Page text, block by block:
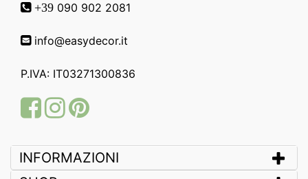
+39 090 902 2081
info@easydecor.it
P.IVA: IT03271300836
FacebookInstagram
Pinterest
INFORMAZIONI